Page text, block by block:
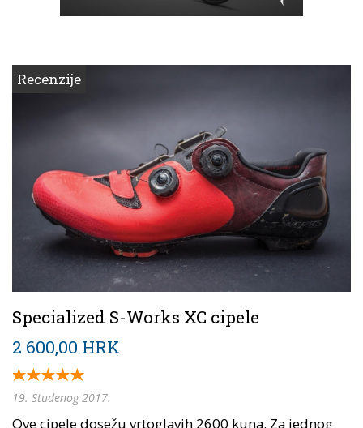
Recenzije
Specialized S-Works XC cipele
2 600,00 HRK
19. Studenog 2017.
Ove cipele dosežu vrtoglavih 2600 kuna. Za jednog